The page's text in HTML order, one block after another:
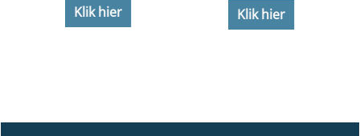
Klik hier
Klik hier